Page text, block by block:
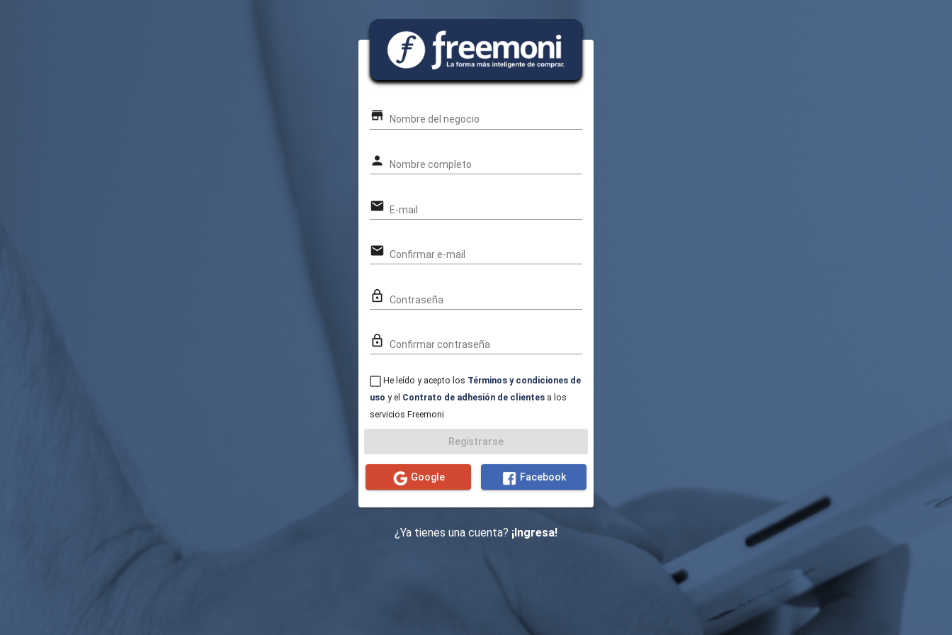
store Nombre del negocio
person Nombre completo
email E-mail
email Confirmar e-mail
lock_outline Contraseña
lock_outline Confirmar contraseña
He leído y acepto los Términos y condiciones de
uso y el Contrato de adhesión de clientes a los
servicios Freemoni
Registrarse
Google Facebook
¿Ya tienes una cuenta? ¡Ingresa!